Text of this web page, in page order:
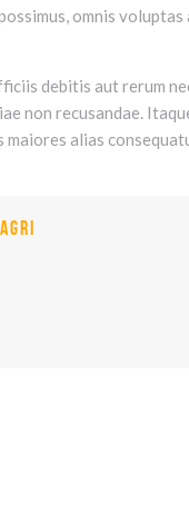
omnis
debitis aut rerum
non recusandae.
alias